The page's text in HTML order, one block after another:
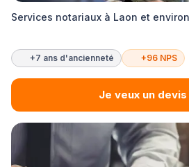
Services notariaux à Laon et
+7 ans d'ancienneté +96 NPS
Je veux un